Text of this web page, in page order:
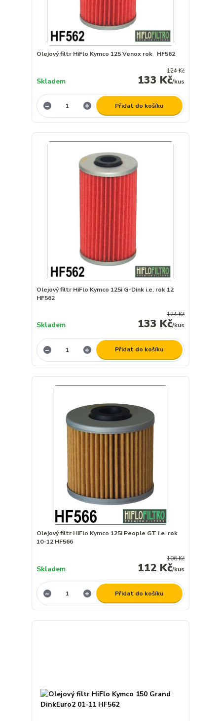
Olejový filtr HiFlo Kymco 125 Venox rok HF562
124 Kč
133 Kč/kus
Skladem
Přidat do košíku
Olejový filtr HiFlo Kymco 125i G-Dink i.e. rok 12
HF562
124 Kč
133 Kč/kus
Skladem
Přidat do košíku
Olejový filtr HiFlo Kymco 125i People GT i.e. rok
10-12 HF566
106 Kč
112 Kč/kus
Skladem
Přidat do košíku